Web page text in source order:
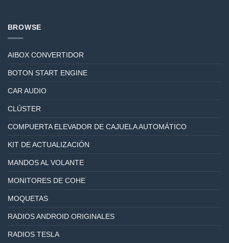
BROWSE
AIBOX CONVERTIDOR
BOTON START ENGINE
CAR AUDIO
CLÚSTER
COMPUERTA ELEVADOR DE CAJUELA AUTOMÁTICO
KIT DE ACTUALIZACIÓN
MANDOS AL VOLANTE
MONITORES DE COHE
MOQUETAS
RADIOS ANDROID ORIGINALES
RADIOS TESLA